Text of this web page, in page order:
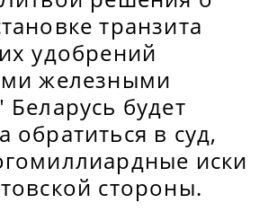
транзита
удобрений
железными
будет
обратиться в суд,
иски
стороны.